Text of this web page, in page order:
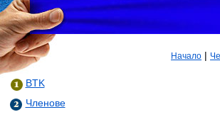
BTK
Членове
Начало |